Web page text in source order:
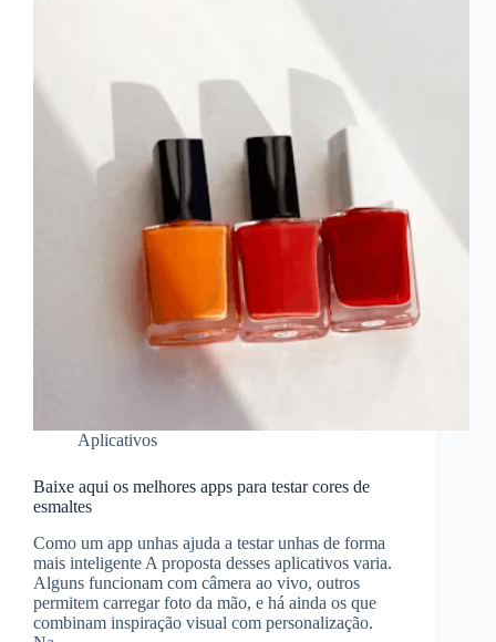
Aplicativos
Baixe aqui os melhores apps para testar cores de
esmaltes
Como um app unhas ajuda a testar unhas de forma
mais inteligente A proposta desses aplicativos varia.
Alguns funcionam com câmera ao vivo, outros
permitem carregar foto da mão, e há ainda os que
combinam inspiração visual com personalização.